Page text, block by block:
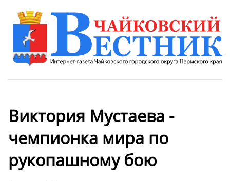
Виктория Мустаева -
чемпионка мира по
рукопашному бою